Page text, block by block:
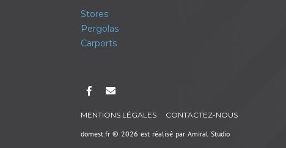
Stores
Pergolas
Carports
MENTIONS LÉGALES CONTACTEZ-NOUS
domest.fr © 2026 est réalisé par Amiral Studio